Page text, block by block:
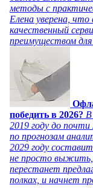
методы с
Елена уверена,
качественный
преимуществом для
победить в 2026? В
2019 году до
по прогнозам
2029 году
не просто выжить,
перестанет
полках, и начнет